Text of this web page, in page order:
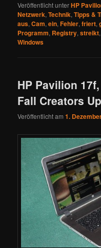
Veröffentlicht unterHP
Netzwerk,Technik,Tipps &
aus,Cam,ein,Fehler,friert,
Programm, Registry,streikt
Windows
HP Pavilion
Fall Creators
Veröffentlicht am1.